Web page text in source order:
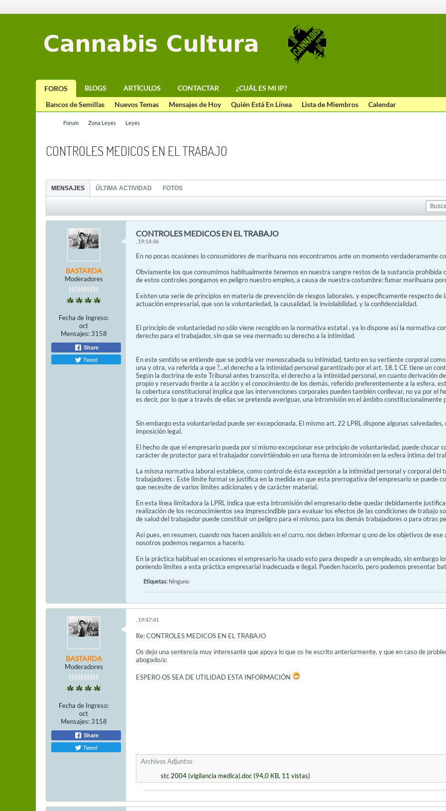
FOROS BLOGS ARTÍCULOS CONTACTAR
¿CUÁL ES MI IP?
Bancos de Semillas
Nuevos Temas Mensajes de Hoy Quién Está En Línea Lista de Miembros Calendar
Forum Zona Leyes Leyes
CONTROLES MEDICOS EN EL TRABAJO
MENSAJES ÚLTIMA ACTIVIDAD FOTOS
BASTARDA
Moderadores
Fecha de Ingreso:
oct
Mensajes: 3158
Share
Tweet
CONTROLES MEDICOS EN EL TRABAJO
, 19:14:46
En no pocas ocasiones lo consumidores de marihuana nos encontramos ante un momento verdaderamente
Obviamente los que consumimos habitualmente tenemos en nuestra sangre restos de la sustancia
de estos controles pongamos en peligro nuestro empleo, a causa de nuestra costumbre: fumar marihuana
Existen una serie de principios en materia de prevención de riesgos laborales, y específicamente respecto de
actuación empresarial, que son la voluntariedad, la causalidad, la inviolabilidad, y la confidencialidad.
El principio de voluntariedad no sólo viene recogido en la normativa estatal , ya lo dispone así la normativa
derecho para el trabajador, sin que se vea mermado su derecho a la intimidad.
En este sentido se entiende que se podría ver menoscabada su intimidad, tanto en su vertiente corporal
una y otra, va referida a que ?...el derecho a la intimidad personal garantizado por el art. 18.1 CE tiene un
Según la doctrina de este Tribunal antes transcrita, el derecho a la intimidad personal, en cuanto derivación
propio y reservado frente a la acción y el conocimiento de los demás, referido preferentemente a la esfera,
la cobertura constitucional implica que las intervenciones corporales pueden también conllevar, no ya por el
es decir, por lo que a través de ellas se pretenda averiguar, una intromisión en el ámbito constitucionalmente
Sin embargo esta voluntariedad puede ser excepcionada. El mismo art. 22 LPRL dispone algunas
imposición legal.
El hecho de que el empresario pueda por sí mismo excepcionar ese principio de voluntariedad, puede
carácter de protector para el trabajador convirtiéndolo en una forma de intromisión en la esfera íntima del
La misma normativa laboral establece, como control de ésta excepción a la intimidad personal y corporal
trabajadores . Este límite formal se justifica en la medida en que esta prerrogativa del empresario se puede
que necesite de varios límites adicionales y de carácter material.
En esta línea limitadora la LPRL indica que esta intromisión del empresario debe quedar debidamente
realización de los reconocimientos sea imprescindible para evaluar los efectos de las condiciones de trabajo
de salud del trabajador puede constituir un peligro para el mismo, para los demás trabajadores o para otras
Asi pues, en resumen, cuando nos hacen análisis en el curro, nos deben informar q uno de los objetivos de
nosotros podemos negarnos a hacerlo.
En la práctica habitual en ocasiones el empresario ha usado esto para despedir a un empleado, sin embargo
poniendo límites a esta práctica empresarial inadecuada e ilegal. Pueden hacerlo, pero podemos presentar
Etiquetas: Ninguno
BASTARDA
Moderadores
Fecha de Ingreso:
oct
Mensajes: 3158
Share
Tweet
, 19:47:41
Re: CONTROLES MEDICOS EN EL TRABAJO
Os dejo una sentencia muy interesante que apoya lo que os he escrito anteriormente, y que en caso de
abogado/a:
ESPERO OS SEA DE UTILIDAD ESTA INFORMACIÓN
Archivos Adjuntos
stc 2004 (vigilancia medica).doc(94,0 KB, 11 vistas)